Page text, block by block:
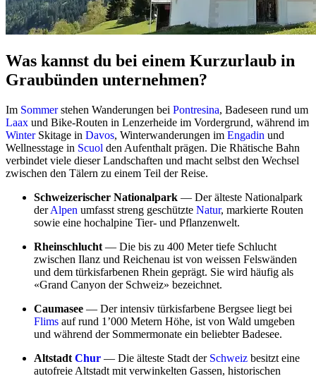
Was kannst du bei einem Kurzurlaub in
Graubünden unternehmen?
Im Sommerstehen Wanderungen bei Pontresina, Badeseen rund um
Laax und Bike-Routen in Lenzerheide im Vordergrund, während im
WinterSkitage in Davos, Winterwanderungen im Engadin und
Wellnesstage in Scuol den Aufenthalt prägen. Die Rhätische Bahn
verbindet viele dieser Landschaften und macht selbst den Wechsel
zwischen den Tälern zu einem Teil der Reise.
Schweizerischer Nationalpark — Der älteste Nationalpark
derAlpen umfasst streng geschützte Natur, markierte Routen
sowie eine hochalpine Tier- und Pflanzenwelt.
Rheinschlucht — Die bis zu 400 Meter tiefe Schlucht
zwischen Ilanz und Reichenau ist von weissen Felswänden
und dem türkisfarbenen Rhein geprägt. Sie wird häufig als
«Grand Canyon der Schweiz» bezeichnet.
Caumasee — Der intensiv türkisfarbene Bergsee liegt bei
Flims auf rund 1’000 Metern Höhe, ist von Wald umgeben
und während der Sommermonate ein beliebter Badesee.
Altstadt Chur — Die älteste Stadt der Schweiz besitzt eine
autofreie Altstadt mit verwinkelten Gassen, historischen